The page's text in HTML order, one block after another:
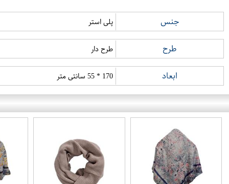
جنس پلی استر
طرح طرح دار
ابعاد 170 * 55 سانتی متر